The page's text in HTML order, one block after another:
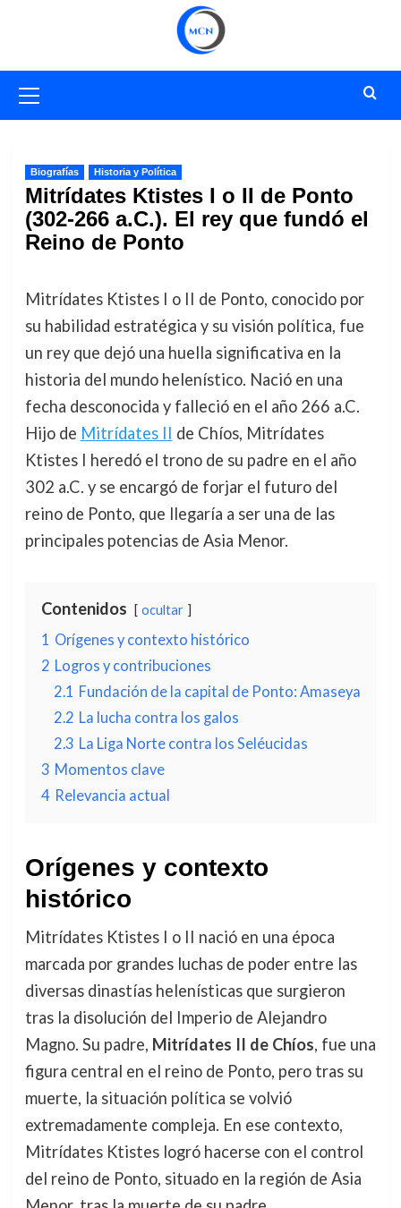
primario
Biografías Historia y Política
Mitrídates Ktistes I o II de Ponto
(302-266 a.C.). El rey que fundó el
Reino de Ponto
Mitrídates Ktistes I o II de Ponto, conocido por
su habilidad estratégica y su visión política, fue
un rey que dejó una huella significativa en la
historia del mundo helenístico. Nació en una
fecha desconocida y falleció en el año 266 a.C.
Hijo de Mitrídates II de Chíos, Mitrídates
Ktistes I heredó el trono de su padre en el año
302 a.C. y se encargó de forjar el futuro del
reino de Ponto, que llegaría a ser una de las
principales potencias de Asia Menor.
Contenidos ocultar
1 Orígenes y contexto histórico
2 Logros y contribuciones
2.1 Fundación de la capital de Ponto: Amaseya
2.2 La lucha contra los galos
2.3 La Liga Norte contra los Seléucidas
3 Momentos clave
4 Relevancia actual
Orígenes y contexto
histórico
Mitrídates Ktistes I o II nació en una época
marcada por grandes luchas de poder entre las
diversas dinastías helenísticas que surgieron
tras la disolución del Imperio de Alejandro
Magno. Su padre, Mitrídates II de Chíos, fue una
figura central en el reino de Ponto, pero tras su
muerte, la situación política se volvió
extremadamente compleja. En ese contexto,
Mitrídates Ktistes logró hacerse con el control
del reino de Ponto, situado en la región de Asia